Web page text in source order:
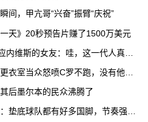
间，甲亢哥“兴奋”振臂“庆祝”
天》20秒预告片赚了1500万美元
维斯的女友：哇，这一代人真劲
衣室当众怒喷C罗不跑，没有他不
后墨尔本的民众沸腾了
垫底球队都有好多国脚，节奏强度